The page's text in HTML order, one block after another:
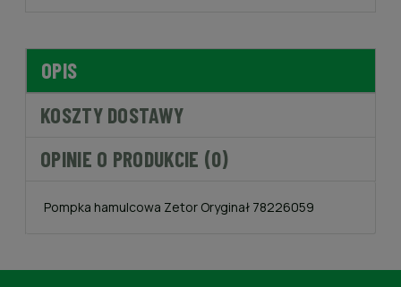
OPIS
KOSZTY DOSTAWY
OPINIE O PRODUKCIE (0)
Pompka hamulcowa Zetor Oryginał 78226059